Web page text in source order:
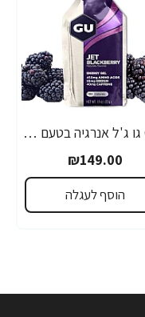
GU גו ג'ל אנרגיה בטעם פטל שחור 32 גרם - 24 יחידות
₪149.00
הוסף לעגלה